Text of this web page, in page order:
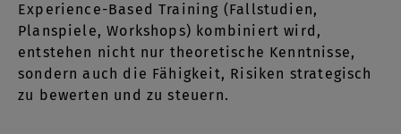
Experience-Based Training (Fallstudien,
Planspiele, Workshops) kombiniert wird,
entstehen nicht nur theoretische Kenntnisse,
sondern auch die Fähigkeit, Risiken strategisch
zu bewerten und zu steuern.